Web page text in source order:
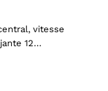
vitesse
12…